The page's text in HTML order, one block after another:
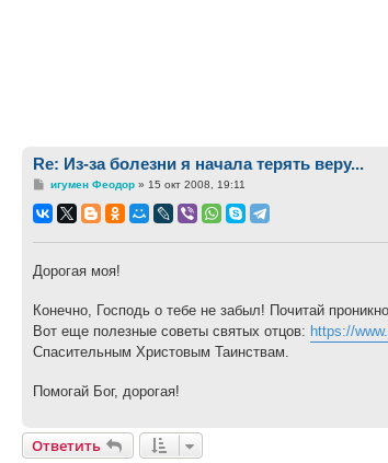
Re: Из-за болезни я начала терять веру...
Сообщение
игумен Феодор» 15 окт 2008, 19:11
Дорогая моя!
Конечно, Господь о тебе не забыл! Почитай
Вот еще полезные советы святых отцов: https://
Спасительным Христовым Таинствам.
Помогай Бог, дорогая!
Ответить